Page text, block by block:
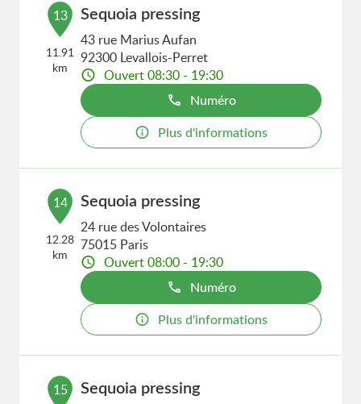
13
11.91
km
Sequoia pressing
43 rue Marius Aufan
92300 Levallois-Perret
Ouvert 08:30 - 19:30
Numéro
Plus d'informations
14
12.28
km
Sequoia pressing
24 rue des Volontaires
75015 Paris
Ouvert 08:00 - 19:30
Numéro
Plus d'informations
15 Sequoia pressing